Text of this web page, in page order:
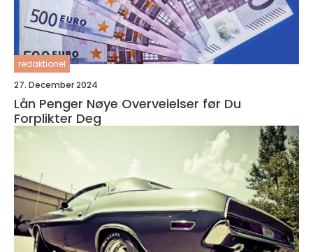
redaktionel
27. December 2024
Lån Penger Nøye Overveielser før Du
Forplikter Deg